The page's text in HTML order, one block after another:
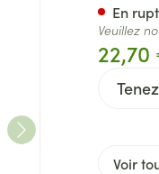
22,70
En
Veuillez
Voir